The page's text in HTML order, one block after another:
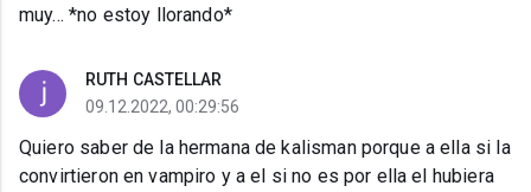
muy... *no estoy llorando*
RUTH CASTELLAR
09.12.2022, 00:29:56
Quiero saber de la hermana de kalisman porque a ella si la
convirtieron en vampiro y a el si no es por ella el hubiera